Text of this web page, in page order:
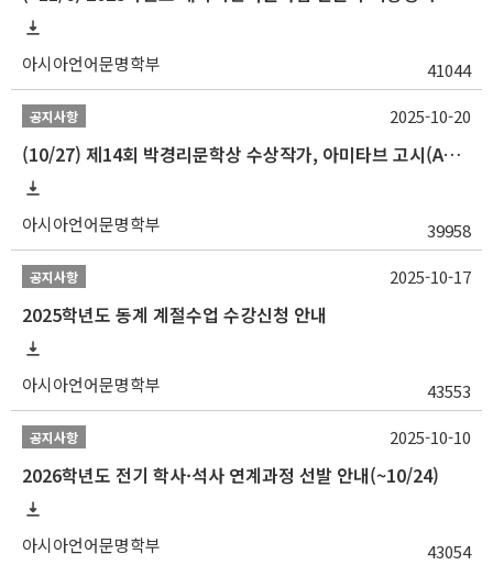
아시아언어문명학부 41044
공지사항
(10/27) 제14회 박경리문학상 수상작가, 아미타브 고시(Amitav Ghosh) 강연 안내
아시아언어문명학부 39958
2025-10-20
공지사항
2025학년도 동계 계절수업 수강신청 안내
아시아언어문명학부 43553
2025-10-17
공지사항
2026학년도 전기 학사·석사 연계과정 선발 안내(~10/24)
아시아언어문명학부 43054
2025-10-10